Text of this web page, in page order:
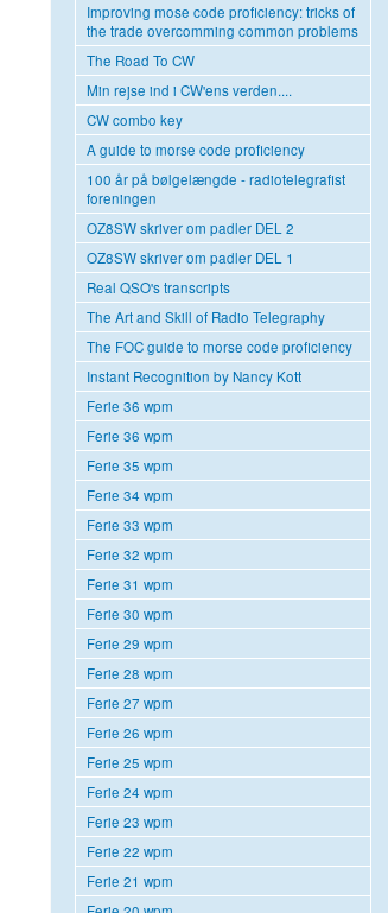
Improving mose code proficiency: tricks of
the trade overcomming common problems
The Road To CW
Min rejse ind i CW'ens verden....
CW combo key
A guide to morse code proficiency
100 år på bølgelængde - radiotelegrafist
foreningen
OZ8SW skriver om padler DEL 2
OZ8SW skriver om padler DEL 1
Real QSO's transcripts
The Art and Skill of Radio Telegraphy
The FOC guide to morse code proficiency
Instant Recognition by Nancy Kott
Ferie 36 wpm
Ferie 36 wpm
Ferie 35 wpm
Ferie 34 wpm
Ferie 33 wpm
Ferie 32 wpm
Ferie 31 wpm
Ferie 30 wpm
Ferie 29 wpm
Ferie 28 wpm
Ferie 27 wpm
Ferie 26 wpm
Ferie 25 wpm
Ferie 24 wpm
Ferie 23 wpm
Ferie 22 wpm
Ferie 21 wpm